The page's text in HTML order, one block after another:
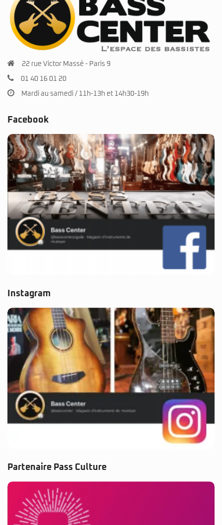
22 rue Victor Massé - Paris 9
01 40 16 01 20
Mardi au samedi / 11h-13h et 14h30-19h
Facebook
Instagram
Partenaire Pass Culture